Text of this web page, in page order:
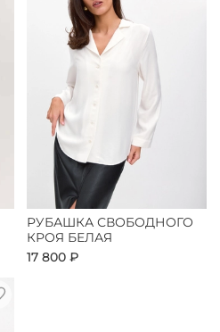
РУБАШКА СВОБОДНОГО
КРОЯ БЕЛАЯ
17 800 ₽